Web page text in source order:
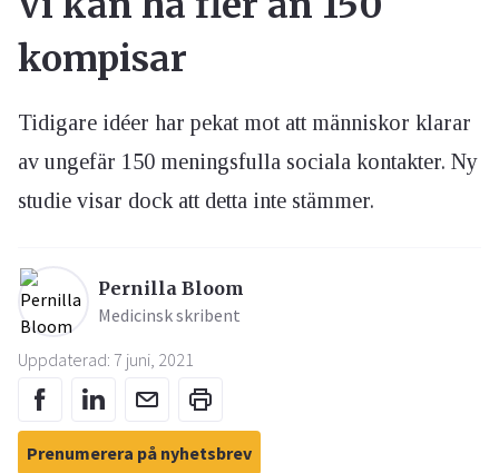
kompisar
Tidigare idéer har pekat mot att människor klarar
av ungefär 150 meningsfulla sociala kontakter. Ny
studie visar dock att detta inte stämmer.
Pernilla Bloom
Medicinsk skribent
Uppdaterad: 7 juni, 2021
Prenumerera på nyhetsbrev